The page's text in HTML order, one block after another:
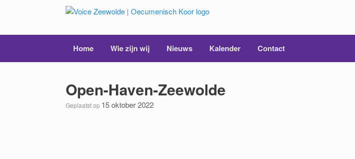
inhoud
Home Wie zijn wij Nieuws Kalender Contact
Open-Haven-Zeewolde
Geplaatst op 15 oktober 2022